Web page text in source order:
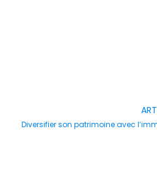
Diversifier son patrimoine avec